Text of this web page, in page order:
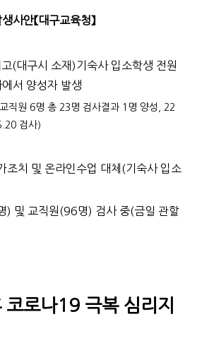
사안【대구교육청】
(대구시 소재)기숙사 입소학생 전원
서 양성자 발생
직원 6명 총 23명 검사결과 1명 양성, 22
검사)
조치 및 온라인수업 대체 (기숙사 입소
) 및 교직원(96명) 검사 중(금일 관할
코로나19 극복 심리지